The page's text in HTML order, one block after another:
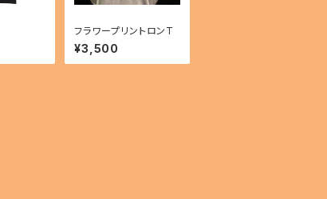
フラワープリントロンT
¥3,500